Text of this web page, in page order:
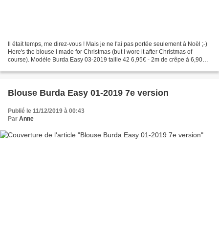
Il était temps, me direz-vous ! Mais je ne l'ai pas portée seulement à Noël ;-)
Here's the blouse I made for Christmas (but I wore it after Christmas of
course). Modèle Burda Easy 03-2019 taille 42 6,95€ - 2m de crêpe à 6,90€ -
Blouse Burda Easy 01-2019 7e version
Publié le 11/12/2019 à 00:43
Par Anne